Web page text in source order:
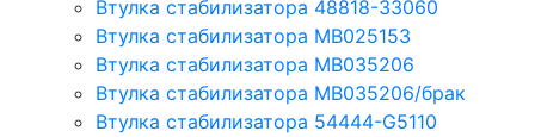
Втулка стабилизатора 48818-33060
Втулка стабилизатора MB025153
Втулка стабилизатора MB035206
Втулка стабилизатора MB035206/брак
Втулка стабилизатора 54444-G5110